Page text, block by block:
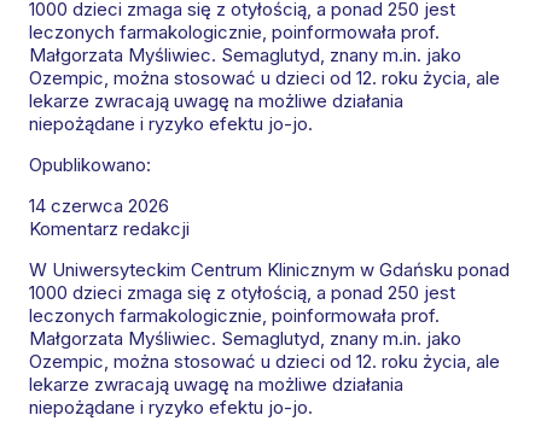
1000 dzieci zmaga się z otyłością, a ponad 250 jest
leczonych farmakologicznie, poinformowała prof.
Małgorzata Myśliwiec. Semaglutyd, znany m.in. jako
Ozempic, można stosować u dzieci od 12. roku życia, ale
lekarze zwracają uwagę na możliwe działania
niepożądane i ryzyko efektu jo-jo.
Opublikowano:
14 czerwca 2026
Komentarz redakcji
W Uniwersyteckim Centrum Klinicznym w Gdańsku ponad
1000 dzieci zmaga się z otyłością, a ponad 250 jest
leczonych farmakologicznie, poinformowała prof.
Małgorzata Myśliwiec. Semaglutyd, znany m.in. jako
Ozempic, można stosować u dzieci od 12. roku życia, ale
lekarze zwracają uwagę na możliwe działania
niepożądane i ryzyko efektu jo-jo.